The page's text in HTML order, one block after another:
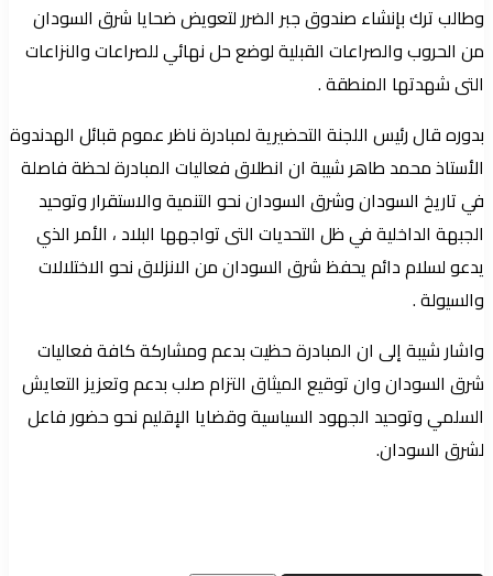
وطالب ترك بإنشاء صندوق جبر الضرر لتعويض ضحايا شرق السودان
من الحروب والصراعات القبلية لوضع حل نهائي للصراعات والنزاعات
التى شهدتها المنطقة .
بدوره قال رئيس اللجنة التحضيرية لمبادرة ناظر عموم قبائل الهدندوة
الأستاذ محمد طاهر شيبة ان انطلاق فعاليات المبادرة لحظة فاصلة
في تاريخ السودان وشرق السودان نحو التنمية والاستقرار وتوحيد
الجبهة الداخلية في ظل التحديات التى تواجهها البلاد ، الأمر الذي
يدعو لسلام دائم يحفظ شرق السودان من الانزلاق نحو الاختلالات
والسيولة .
واشار شيبة إلى ان المبادرة حظيت بدعم ومشاركة كافة فعاليات
شرق السودان وان توقيع الميثاق التزام صلب بدعم وتعزيز التعايش
السلمي وتوحيد الجهود السياسية وقضايا الإقليم نحو حضور فاعل
لشرق السودان.